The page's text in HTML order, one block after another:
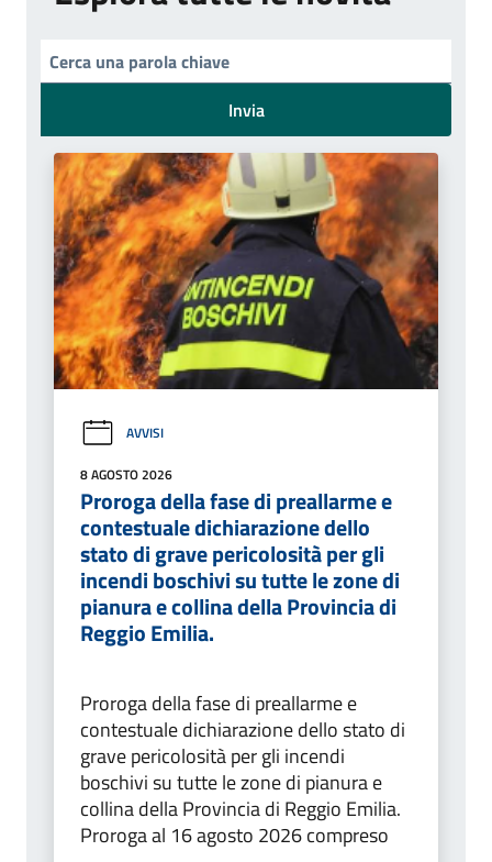
Invia
AVVISI
8 AGOSTO 2026
Proroga della fase di preallarme e
contestuale dichiarazione dello
stato di grave pericolosità per gli
incendi boschivi su tutte le zone di
pianura e collina della Provincia di
Reggio Emilia.
Proroga della fase di preallarme e
contestuale dichiarazione dello stato di
grave pericolosità per gli incendi
boschivi su tutte le zone di pianura e
collina della Provincia di Reggio Emilia.
Proroga al 16 agosto 2026 compreso